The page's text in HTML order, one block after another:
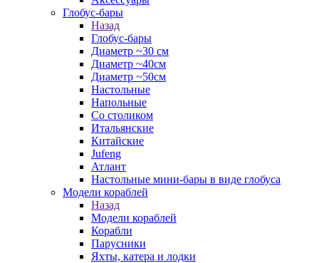
Глобус-бары
Назад
Глобус-бары
Диаметр ~30 см
Диаметр ~40см
Диаметр ~50см
Настольные
Напольные
Со столиком
Итальянские
Китайские
Jufeng
Атлант
Настольные мини-бары в виде глобуса
Модели кораблей
Назад
Модели кораблей
Корабли
Парусники
Яхты, катера и лодки